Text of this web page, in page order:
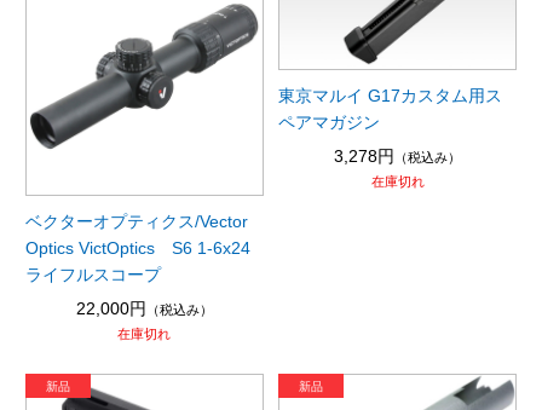
ベクターオプティクス/Vector
Optics VictOptics S6 1-6x24
ライフルスコープ
22,000円
（税込み）
在庫切れ
東京マルイ G17カスタム用ス
ペアマガジン
3,278円
（税込み）
在庫切れ